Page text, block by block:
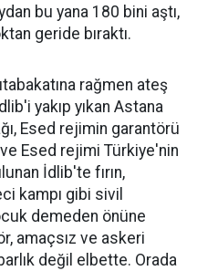
bu yana 180 bini aştı,
geride bıraktı.
rağmen ateş
yakıp yıkan Astana
Esed rejimin garantörü
Esed rejimi Türkiye'nin
İdlib'te fırın,
kampı gibi sivil
demeden önüne
amaçsız ve askeri
değil elbette. Orada